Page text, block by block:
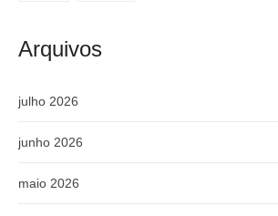
Arquivos
julho 2026
junho 2026
maio 2026